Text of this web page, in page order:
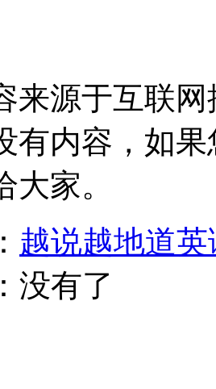
来源于互联
有内容，如
大家。
越说越地道英
没有了